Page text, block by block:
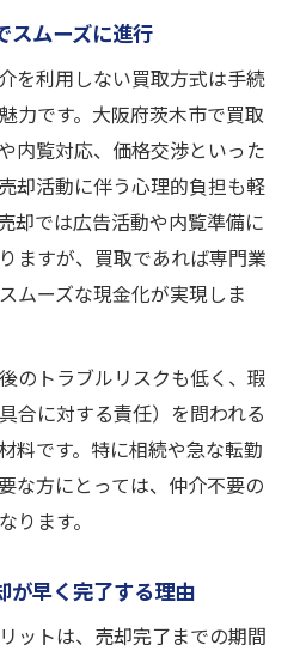
スムーズに進行
を利用しない買取方式は手続
力です。大阪府茨木市で買取
内覧対応、価格交渉といった
却活動に伴う心理的負担も軽
却では広告活動や内覧準備に
ますが、買取であれば専門業
ムーズな現金化が実現しま
のトラブルリスクも低く、瑕
合に対する責任）を問われる
料です。特に相続や急な転勤
な方にとっては、仲介不要の
ります。
が早く完了する理由
ットは、売却完了までの期間